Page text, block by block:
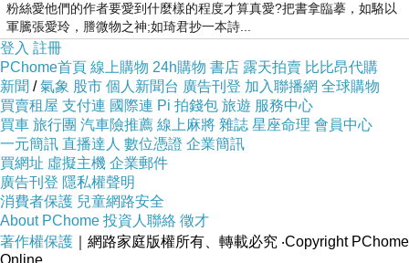
粉絲愛他們的作者要愛到什麼樣的程度才算真愛?把書拿臨摹，如駱以
軍騰張愛玲，謄微物之神;如琦君抄一本詩...
登入 註冊
PChome首頁 線上購物 24h購物 書店 露天拍賣 比比昂代購
新聞 /氣象 股市 個人新聞台 廣告刊登 加入聯播網 全球購物
買賣租屋 支付連 國際連 Pi 拍錢包 旅遊 服務中心
買車 旅行團 汽車險推薦 線上麻將 雜誌 星座命理 會員中心
一元簡訊 直播達人 數位憑證 企業簡訊
買網址 虛擬主機 企業郵件
廣告刊登 隱私權聲明
消費者保護 兒童網路安全
About PChome 投資人聯絡 徵才
著作權保護 ｜網路家庭版權所有、轉載必究 ‧Copyright PChome
Online